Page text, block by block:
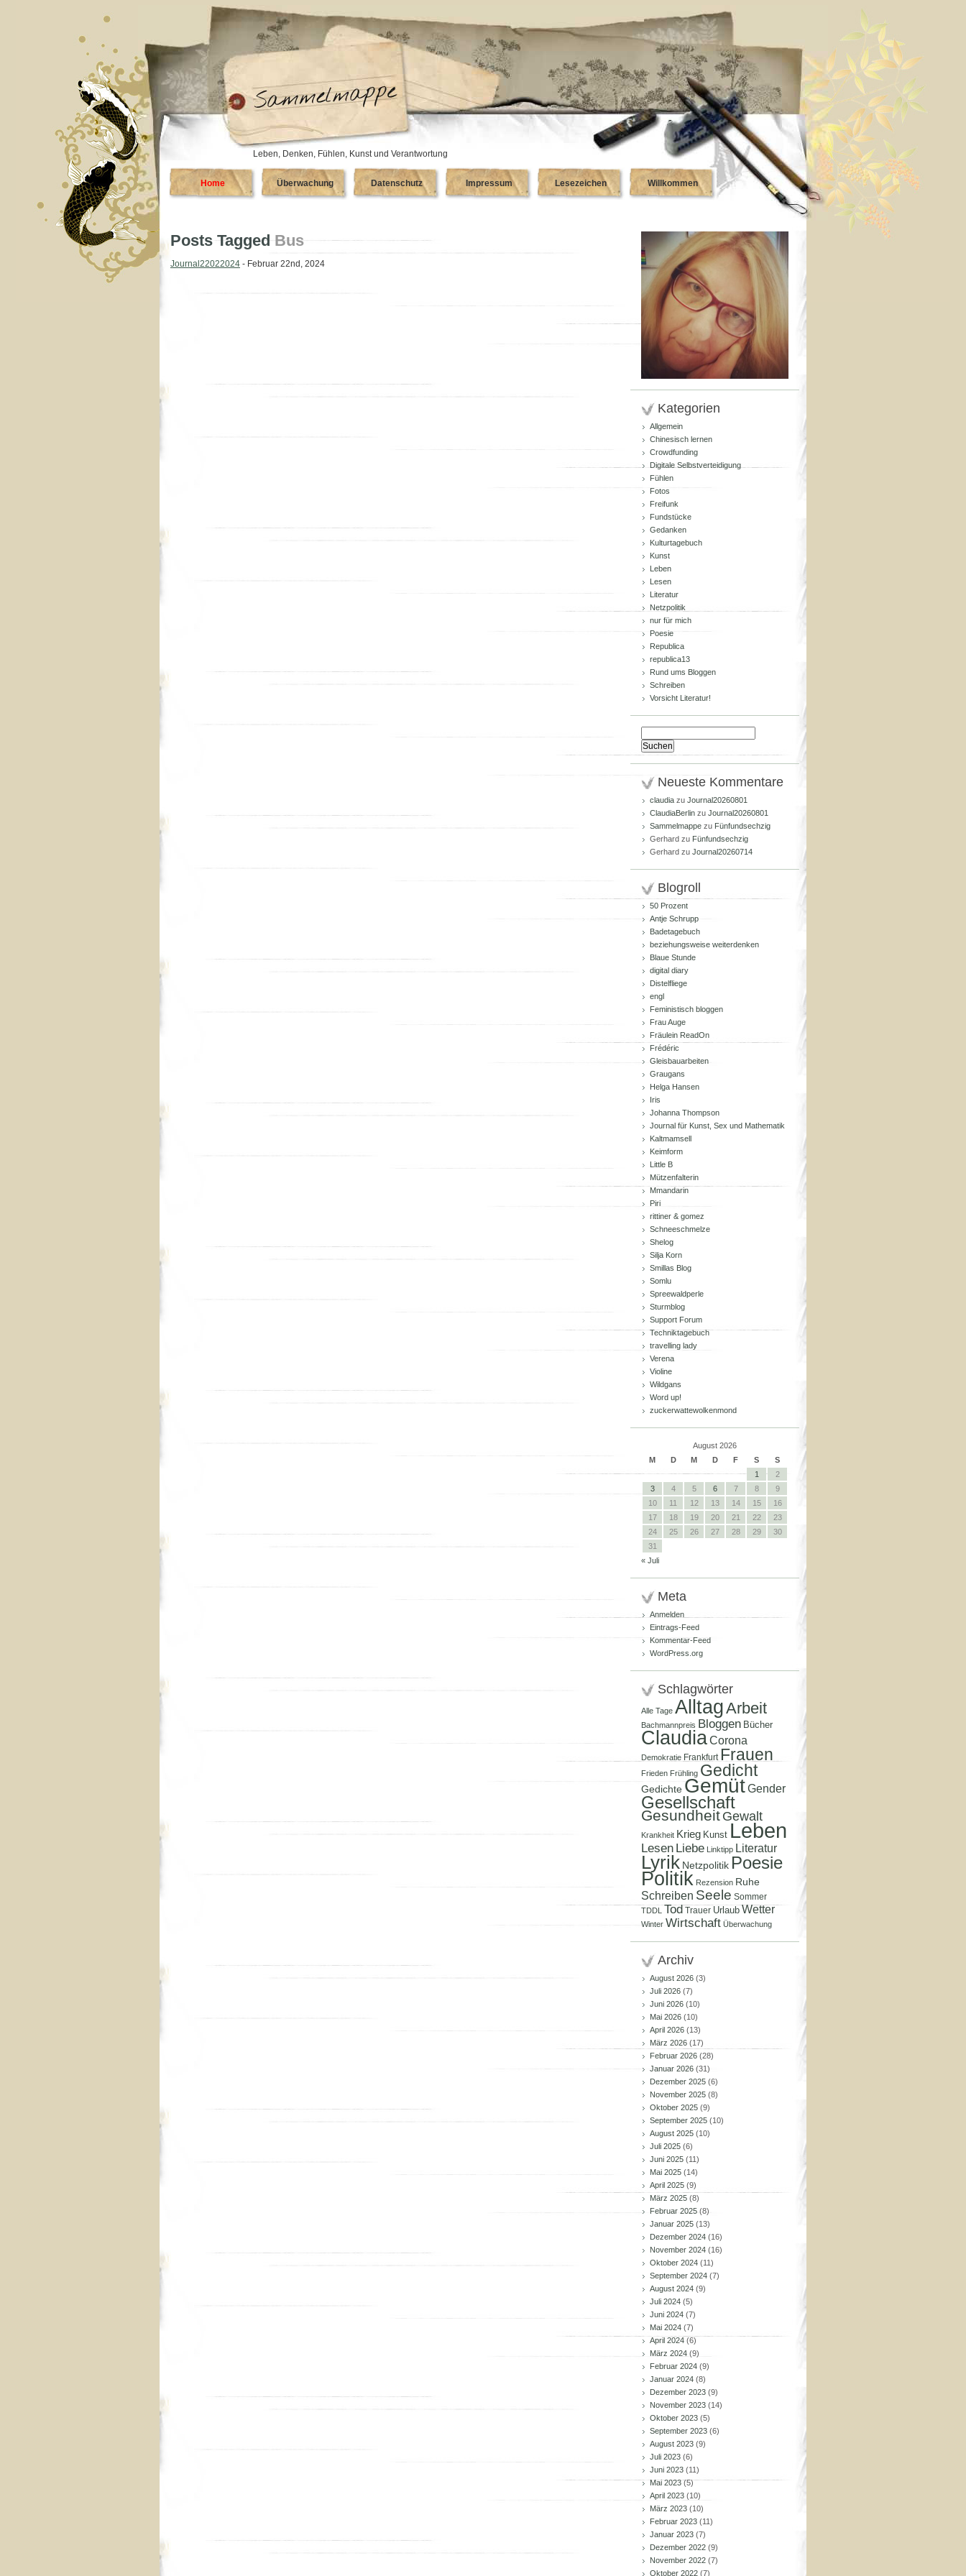
Leben, Denken, Fühlen, Kunst und Verantwortung
Home Überwachung Datenschutz Impressum Lesezeichen Willkommen
Posts Tagged Bus
Journal22022024 - Februar 22nd, 2024
Kategorien
Allgemein
Chinesisch lernen
Crowdfunding
Digitale Selbstverteidigung
Fühlen
Fotos
Freifunk
Fundstücke
Gedanken
Kulturtagebuch
Kunst
Leben
Lesen
Literatur
Netzpolitik
nur für mich
Poesie
Republica
republica13
Rund ums Bloggen
Schreiben
Vorsicht Literatur!
nach:
Neueste Kommentare
claudia zu Journal20260801
ClaudiaBerlin zu Journal20260801
Sammelmappe zu Fünfundsechzig
Gerhard zu Fünfundsechzig
Gerhard zu Journal20260714
Blogroll
50 Prozent
Antje Schrupp
Badetagebuch
beziehungsweise weiterdenken
Blaue Stunde
digital diary
Distelfliege
engl
Feministisch bloggen
Frau Auge
Fräulein ReadOn
Frédéric
Gleisbauarbeiten
Graugans
Helga Hansen
Iris
Johanna Thompson
Journal für Kunst, Sex und Mathematik
Kaltmamsell
Keimform
Little B
Mützenfalterin
Mmandarin
Piri
rittiner & gomez
Schneeschmelze
Shelog
Silja Korn
Smillas Blog
Somlu
Spreewaldperle
Sturmblog
Support Forum
Techniktagebuch
travelling lady
Verena
Violine
Wildgans
Word up!
zuckerwattewolkenmond
August 2026
M
D M D F S
S
1
2
3
4 5 6 7 8
9
10
11 12 13 14 15
16
17
18 19 20 21 22
23
24
25 26 27 28 29
30
31
« Juli
Meta
Anmelden
Eintrags-Feed
Kommentar-Feed
WordPress.org
Schlagwörter
Alle Tage AlltagArbeit
Bachmannpreis Bloggen Bücher
ClaudiaCorona
Demokratie Frankfurt Frauen
Frieden Frühling Gedicht
Gedichte GemütGender
Gesellschaft
Gesundheit Gewalt
Krankheit Krieg Kunst Leben
Lesen Liebe Linktipp Literatur
Lyrik Netzpolitik Poesie
Politik Rezension Ruhe
Schreiben Seele Sommer
TDDL Tod Trauer Urlaub Wetter
Winter Wirtschaft Überwachung
Archiv
August 2026 (3)
Juli 2026 (7)
Juni 2026 (10)
Mai 2026 (10)
April 2026 (13)
März 2026 (17)
Februar 2026 (28)
Januar 2026 (31)
Dezember 2025 (6)
November 2025 (8)
Oktober 2025 (9)
September 2025 (10)
August 2025 (10)
Juli 2025 (6)
Juni 2025 (11)
Mai 2025 (14)
April 2025 (9)
März 2025 (8)
Februar 2025 (8)
Januar 2025 (13)
Dezember 2024 (16)
November 2024 (16)
Oktober 2024 (11)
September 2024 (7)
August 2024 (9)
Juli 2024 (5)
Juni 2024 (7)
Mai 2024 (7)
April 2024 (6)
März 2024 (9)
Februar 2024 (9)
Januar 2024 (8)
Dezember 2023 (9)
November 2023 (14)
Oktober 2023 (5)
September 2023 (6)
August 2023 (9)
Juli 2023 (6)
Juni 2023 (11)
Mai 2023(5)
April 2023 (10)
März 2023 (10)
Februar 2023 (11)
Januar 2023 (7)
Dezember 2022 (9)
November 2022 (7)
Oktober 2022 (7)